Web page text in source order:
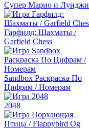
Супер Марио и Луиджи
Гарфилд: Шахматы /
Garfield Chess
Sandbox Раскраска По
Цифрам / Номерам
2048